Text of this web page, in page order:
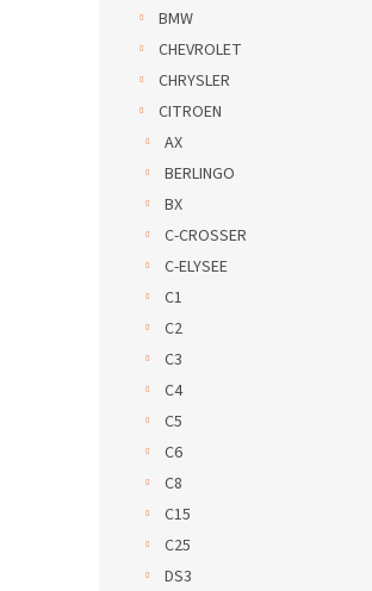
BMW
CHEVROLET
CHRYSLER
CITROEN
AX
BERLINGO
BX
C-CROSSER
C-ELYSEE
C1
C2
C3
C4
C5
C6
C8
C15
C25
DS3